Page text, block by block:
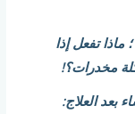
تفعل إذا
مخدرات؟!
بعد العلاج: